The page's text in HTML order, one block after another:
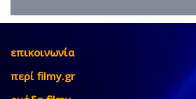
επικοινωνία
περί filmy.gr